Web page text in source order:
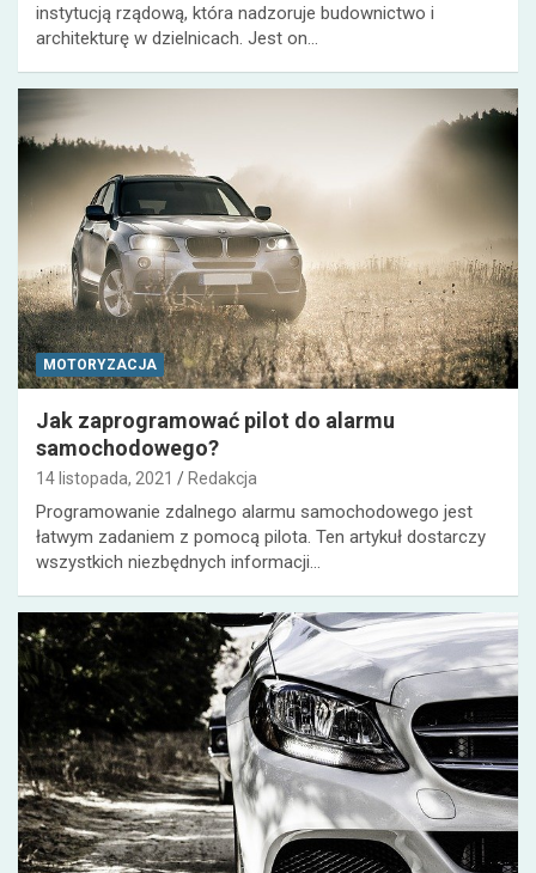
instytucją rządową, która nadzoruje budownictwo i
architekturę w dzielnicach. Jest on…
MOTORYZACJA
Jak zaprogramować pilot do alarmu
samochodowego?
14 listopada, 2021 Redakcja
Programowanie zdalnego alarmu samochodowego jest
łatwym zadaniem z pomocą pilota. Ten artykuł dostarczy
wszystkich niezbędnych informacji…